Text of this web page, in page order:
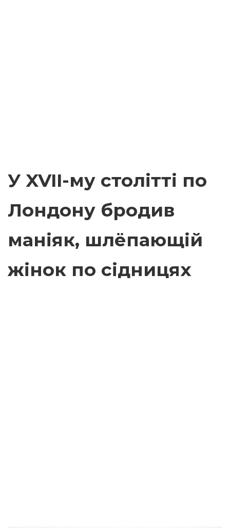
У XVII-му столітті по
Лондону бродив
маніяк, шлёпающій
жінок по сідницях